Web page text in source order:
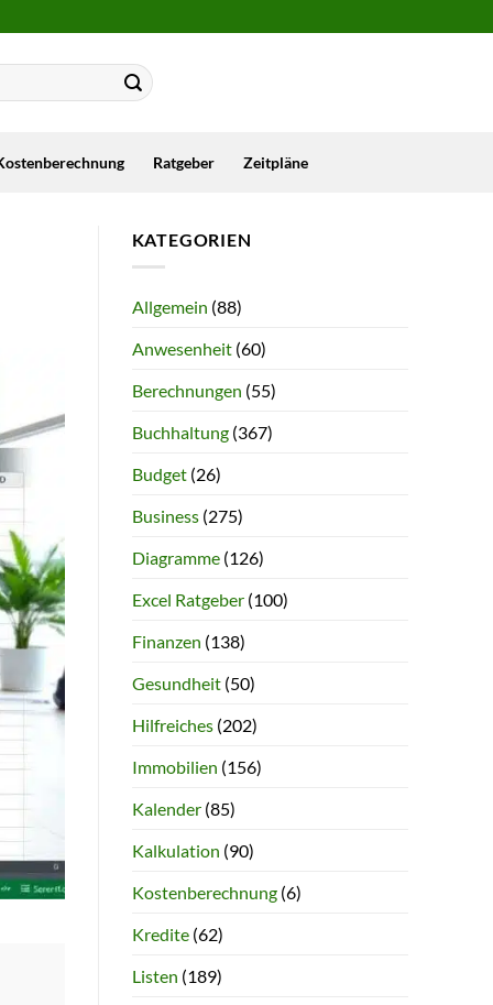
Ratgeber Zeitpläne
KATEGORIEN
Allgemein (88)
Anwesenheit(60)
Berechnungen (55)
Buchhaltung(367)
Budget(26)
Business(275)
Diagramme(126)
Excel Ratgeber(100)
Finanzen (138)
Gesundheit(50)
Hilfreiches(202)
Immobilien (156)
Kalender(85)
Kalkulation (90)
Kostenberechnung(6)
Kredite(62)
Listen (189)